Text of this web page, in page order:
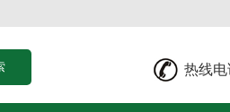
热线电